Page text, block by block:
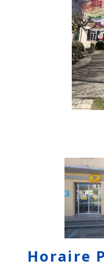
Horaire